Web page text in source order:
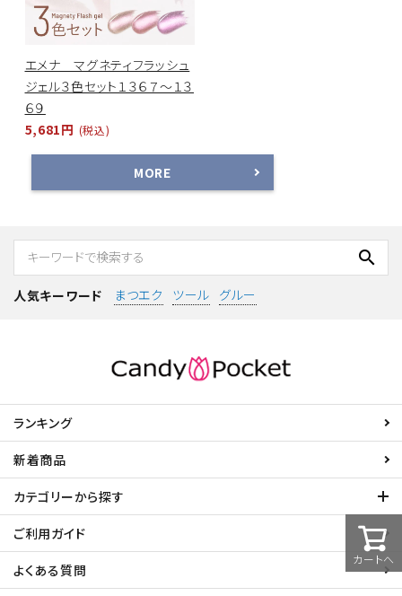
エメナ マグネティフラッシュ
ジェル３色セット１３６７～１３
６９
5,681円 (税込)
MORE
search
人気キーワード まつエク ツール グルー
カートへ
ランキング
新着商品
カテゴリーから探す
ご利用ガイド
よくある質問